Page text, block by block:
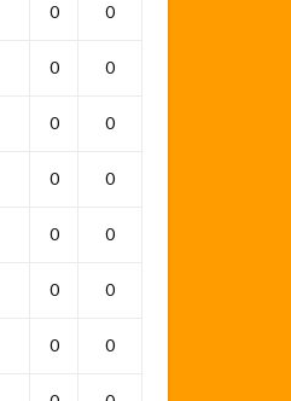
0 0
0 0
0 0
0 0
0 0
0 0
0 0